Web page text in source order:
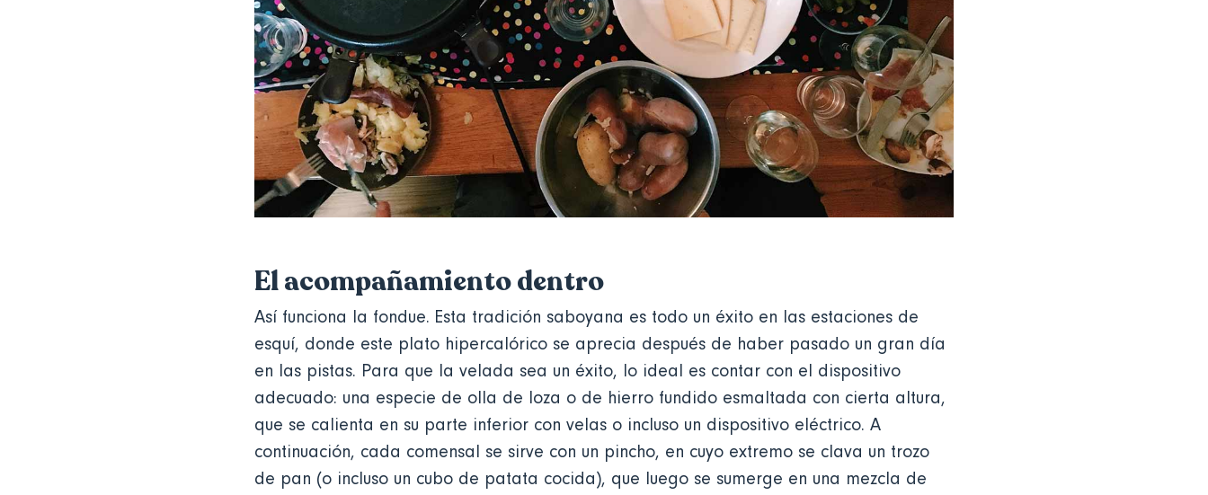
El acompañamiento dentro
Así funciona la fondue. Esta tradición saboyana es todo un éxito en las estaciones de
esquí, donde este plato hipercalórico se aprecia después de haber pasado un gran día
en las pistas. Para que la velada sea un éxito, lo ideal es contar con el dispositivo
adecuado: una especie de olla de loza o de hierro fundido esmaltada con cierta altura,
que se calienta en su parte inferior con velas o incluso un dispositivo eléctrico. A
continuación, cada comensal se sirve con un pincho, en cuyo extremo se clava un trozo
de pan (o incluso un cubo de patata cocida), que luego se sumerge en una mezcla de